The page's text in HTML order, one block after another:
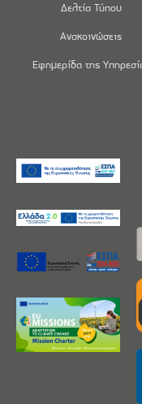
Δελτία Τύπου
Ανακοινώσεις
Εφημερίδα της